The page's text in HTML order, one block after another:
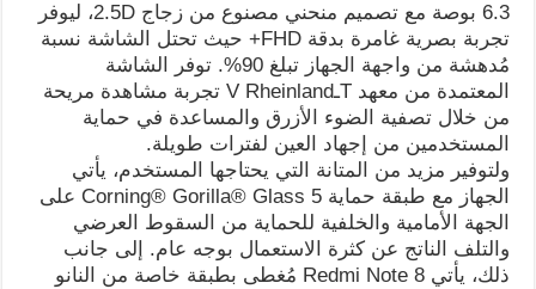
6.3 بوصة مع تصميم منحني مصنوع من زجاج 2.5D، ليوفر
تجربة بصرية غامرة بدقة FHD+ حيث تحتل الشاشة نسبة
مُدهشة من واجهة الجهاز تبلغ 90%. توفر الشاشة
المعتمدة من معهد TـV Rheinland تجربة مشاهدة مريحة
من خلال تصفية الضوء الأزرق والمساعدة في حماية
المستخدمين من إجهاد العين لفترات طويلة.
ولتوفير مزيد من المتانة التي يحتاجها المستخدم، يأتي
الجهاز مع طبقة حماية Corning® Gorilla® Glass 5 على
الجهة الأمامية والخلفية للحماية من السقوط العرضي
والتلف الناتج عن كثرة الاستعمال بوجه عام. إلى جانب
ذلك، يأتي Redmi Note 8 مُغطى بطبقة خاصة من النانو